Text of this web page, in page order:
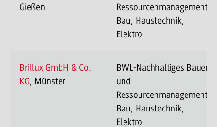
Gießen
Ressourcenmanagement-
Bau, Haustechnik,
Elektro
Brillux GmbH & Co.
KG, Münster
BWL-Nachhaltiges Bauen
und
Ressourcenmanagement-
Bau, Haustechnik,
Elektro